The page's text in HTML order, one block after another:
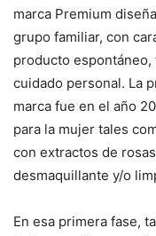
marca Premium
grupo familiar, con
producto
cuidado personal. La
marca fue en el año
para la mujer tales
con extractos de
desmaquillante y/o
En esa primera fase,